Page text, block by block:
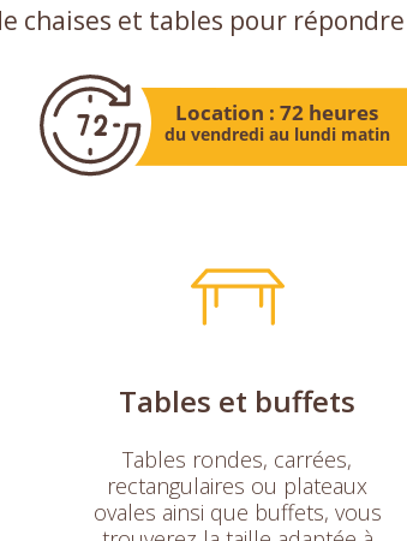
chaises et tables pour
Tables et buffets
Tables rondes, carrées,
rectangulaires ou plateaux
ovales ainsi que buffets, vous